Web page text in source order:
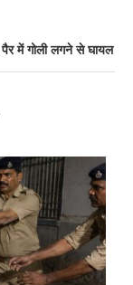
में गोली लगने से घायल